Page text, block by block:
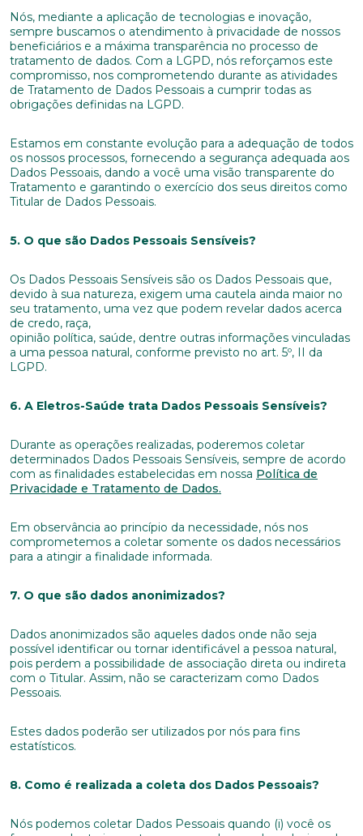
Nós, mediante a aplicação de tecnologias e inovação,
sempre buscamos o atendimento à privacidade de nossos
beneficiários e a máxima transparência no processo de
tratamento de dados. Com a LGPD, nós reforçamos este
compromisso, nos comprometendo durante as atividades
de Tratamento de Dados Pessoais a cumprir todas as
obrigações definidas na LGPD.
Estamos em constante evolução para a adequação de todos
os nossos processos, fornecendo a segurança adequada aos
Dados Pessoais, dando a você uma visão transparente do
Tratamento e garantindo o exercício dos seus direitos como
Titular de Dados Pessoais.
5. O que são Dados Pessoais Sensíveis?
Os Dados Pessoais Sensíveis são os Dados Pessoais que,
devido à sua natureza, exigem uma cautela ainda maior no
seu tratamento, uma vez que podem revelar dados acerca
de credo, raça,
opinião política, saúde, dentre outras informações vinculadas
a uma pessoa natural, conforme previsto no art. 5º, II da
LGPD.
6. A Eletros-Saúde trata Dados Pessoais Sensíveis?
Durante as operações realizadas, poderemos coletar
determinados Dados Pessoais Sensíveis, sempre de acordo
com as finalidades estabelecidas em nossa Política de
Privacidade e Tratamento de Dados.
Em observância ao princípio da necessidade, nós nos
comprometemos a coletar somente os dados necessários
para a atingir a finalidade informada.
7. O que são dados anonimizados?
Dados anonimizados são aqueles dados onde não seja
possível identificar ou tornar identificável a pessoa natural,
pois perdem a possibilidade de associação direta ou indireta
com o Titular. Assim, não se caracterizam como Dados
Pessoais.
Estes dados poderão ser utilizados por nós para fins
estatísticos.
8. Como é realizada a coleta dos Dados Pessoais?
Nós podemos coletar Dados Pessoais quando (i) você os